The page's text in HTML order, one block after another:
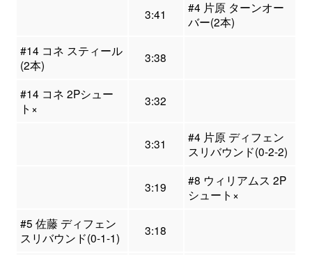
3:41
#4 片原 ターンオー
バー(2本)
#14 コネ スティール
(2本)
3:38
#14 コネ 2Pシュー
ト×
3:32
3:31
#4 片原 ディフェン
スリバウンド(0-2-2)
3:19
#8 ウィリアムス 2P
シュート×
#5 佐藤 ディフェン
スリバウンド(0-1-1)
3:18